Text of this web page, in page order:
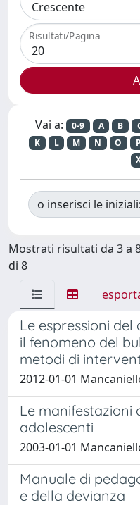
Risultati/Pagina
Vai a: 0-9 A B
K
L M N O P
o inserisci le iniziali:
Mostrati risultati da 3 a
di 8
Le espressioni del
il fenomeno del
metodi di
2012-01-01
Le manifestazioni
adolescenti
2003-01-01
Manuale di
e della devianza